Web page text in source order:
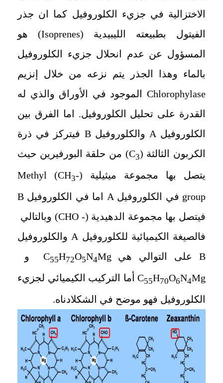
الاختزالية في جزيء الكلوروفيل كما ان جذر
الفيتول بطبيعته الليبيدية (Isoprenes) هو
المسؤول عن عدم انحلال جزيء الكلوروفيل
بالماء وهذا الجذر يتم نزعه من خلال إنزيم
Chlorophylase الموجود في الأوراق والذي له
القدرة على تحليل الكلوروفيل. اما الفرق بين
الكلوروفيل A والكلوروفيلB فيتركز في ذرة
الكربون الثالثة ( C3
) من حلقة البورفيرين حيث
يتصل بها مجموعة ميثيلية (-CH
3
) Methyl
group في الكلوروفيل A اما في الكلوروفيل B
فيتصل بها مجموعة الدهيدية (- CHO
) وبالتالي
فالصيغة الكيميائية للكلوروفيل A والكلوروفيل
Bعلى التوالي هي C55H72O5N4Mg
و
C55H70O6N4Mg
أما التركيب الكيميائي لجزيء
الكلوروفيل فهو موضح في الشكلادناه.